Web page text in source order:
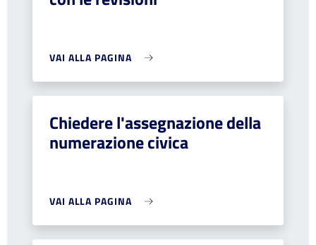
VAI ALLA PAGINA
Chiedere l'assegnazione della
numerazione civica
VAI ALLA PAGINA